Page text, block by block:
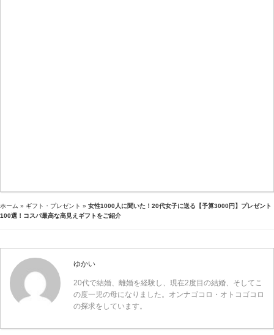
ホーム » ギフト・プレゼント » 女性1000人に聞いた！20代女子に送る【予算3000円】プレゼント
100選！コスパ最高な高見えギフトをご紹介
ゆかい
20代で結婚、離婚を経験し、現在2度目の結婚、そしてこ
の度一児の母になりました。オンナゴコロ・オトコゴコロ
の探求をしています。